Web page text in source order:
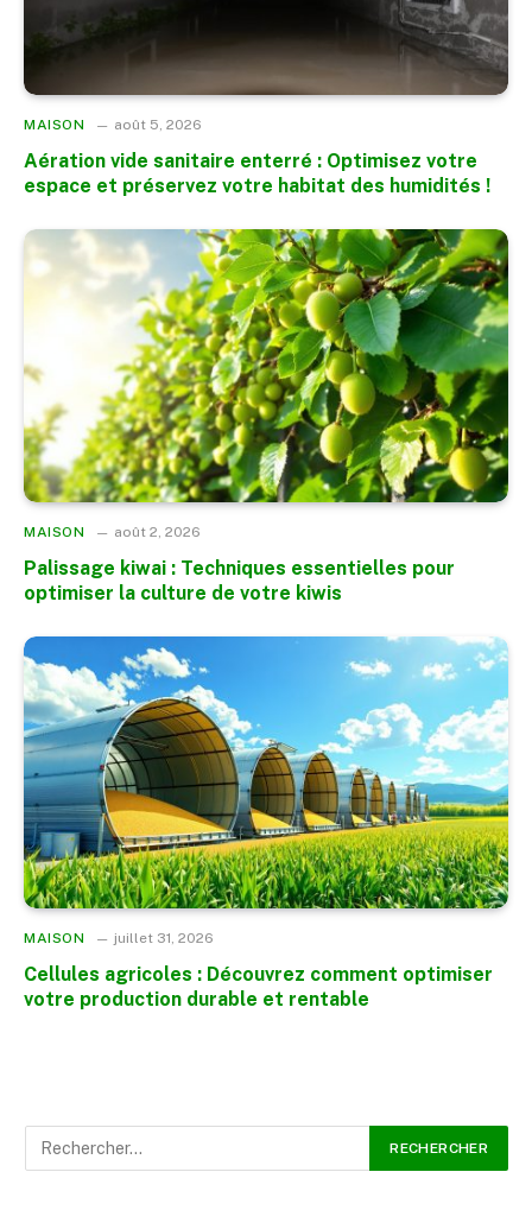
MAISON août 5, 2026
Aération vide sanitaire enterré : Optimisez votre
espace et préservez votre habitat des humidités !
MAISON août 2, 2026
Palissage kiwai : Techniques essentielles pour
optimiser la culture de votre kiwis
MAISON juillet 31, 2026
Cellules agricoles : Découvrez comment optimiser
votre production durable et rentable